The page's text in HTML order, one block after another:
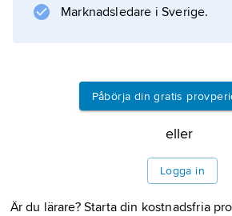
Information om artikeln
Marknadsledare i Sverige.
Påbörja din gratis
eller
Logga in
Är du lärare? Starta din kostnadsfria